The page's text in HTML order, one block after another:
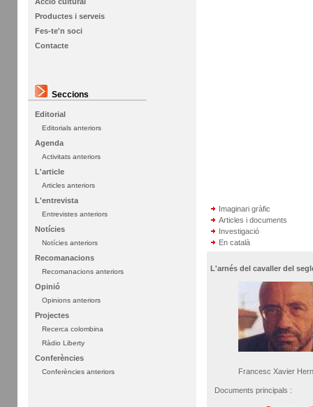
Productes i serveis
Fes-te'n soci
Contacte
Seccions
Editorial
Editorials anteriors
Agenda
Activitats anteriors
L'article
Articles anteriors
L'entrevista
Entrevistes anteriors
Notícies
Notícies anteriors
Recomanacions
Recomanacions anteriors
Opinió
Opinions anteriors
Projectes
Recerca colombina
Ràdio Liberty
Conferències
Conferències anteriors
Imaginari gràfic
Articles i documents
Investigació
En català
L'arnés del cavaller del
Francesc Xavier
Documents principals :